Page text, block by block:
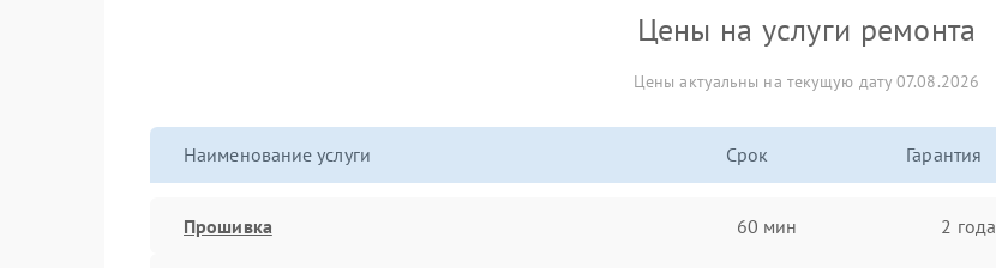
Цены на услуги ремонта
Цены актуальны на текущую дату 07.08.2026
Наименование услуги Срок Гарантия
Прошивка 60 мин 2 года